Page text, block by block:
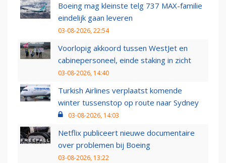
Boeing mag kleinste telg 737 MAX-familie
eindelijk gaan leveren
03-08-2026, 22:54
Voorlopig akkoord tussen WestJet en
cabinepersoneel, einde staking in zicht
03-08-2026, 14:40
Turkish Airlines verplaatst komende
winter tussenstop op route naar Sydney
03-08-2026, 14:03
Netflix publiceert nieuwe documentaire
over problemen bij Boeing
03-08-2026, 13:22